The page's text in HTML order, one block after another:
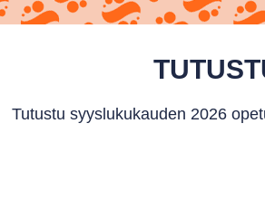
Tutustu syyslukukauden 2026